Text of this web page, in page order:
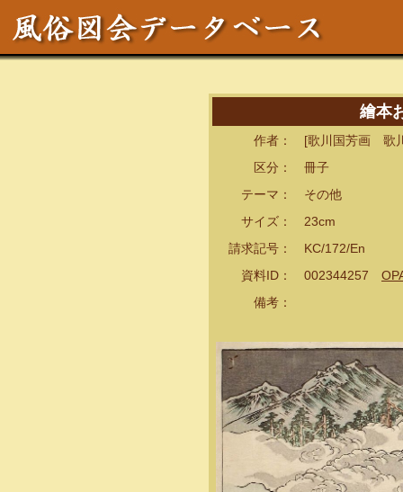
繪本
作者： [歌川国芳画 歌川
区分： 冊子
テーマ： その他
サイズ： 23cm
請求記号： KC/172/En
資料ID： 002344257
備考：